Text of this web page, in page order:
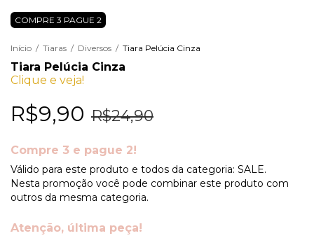
COMPRE 3 PAGUE 2
Início / Tiaras / Diversos / Tiara Pelúcia Cinza
Tiara Pelúcia Cinza
Clique e veja!
R$9,90 R$24,90
Compre 3 e pague 2!
Válido para este produto e todos da categoria: SALE.
Nesta promoção você pode combinar este produto com
outros da mesma categoria.
Atenção, última peça!